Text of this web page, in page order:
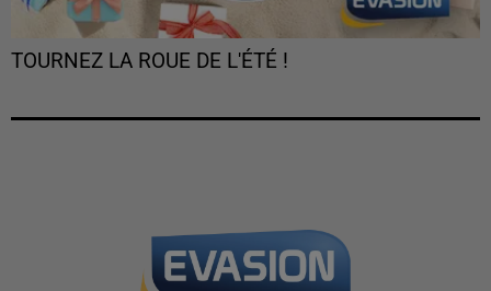
TOURNEZ LA ROUE DE L'ÉTÉ !